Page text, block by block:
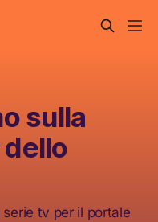
sulla
tv per il portale